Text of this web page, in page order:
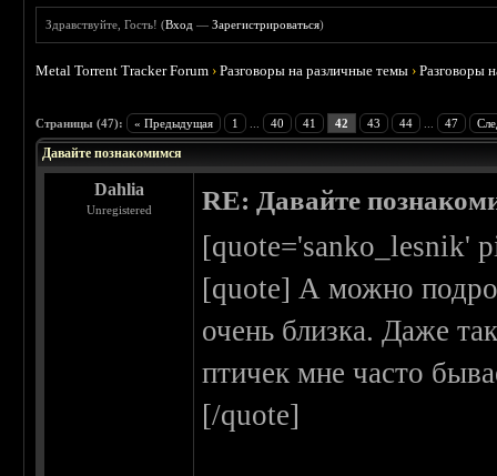
Здравствуйте, Гость! (Вход —Зарегистрироваться)
Metal Torrent Tracker Forum ›Разговоры на различные темы ›Разговоры
Страницы (47): « Предыдущая 1 40 41 42 43 44 47
Давайте познакомимся
Dahlia
Unregistered RE: Давайте
[quote='sanko_lesnik'
[quote] А можно
очень близка. Даже
птичек мне часто
[/quote]